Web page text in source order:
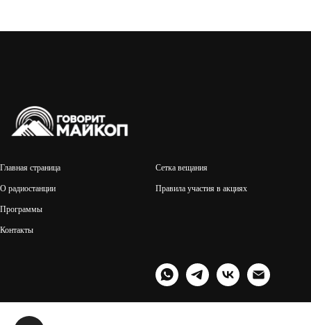
Главная страница
О радиостанции
Программы
Контакты
Сетка вещания
Правила участия в акциях